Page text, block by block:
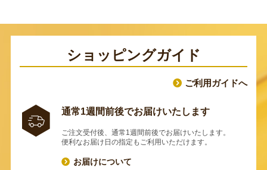
ショッピングガイド
ご利用ガイドへ
通常1週間前後でお届けいたします
ご注文受付後、通常1週間前後でお届けいたします。
便利なお届け日の指定もご利用いただけます。
お届けについて